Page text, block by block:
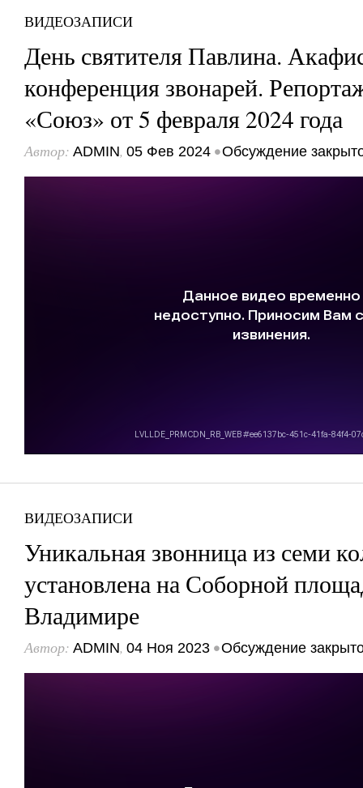
ВИДЕОЗАПИСИ
День святителя Павлина.
конференция звонарей.
«Союз» от 5 февраля 2024 года
Автор: ADMIN, 05 Фев 2024 •Обсуждение
ВИДЕОЗАПИСИ
Уникальная звонница из семи
установлена на Соборной
Владимире
Автор: ADMIN, 04 Ноя 2023 •Обсуждение